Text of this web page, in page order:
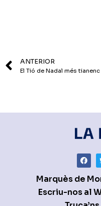
ANTERIOR
El Tió de Nadal més tianenc
Marquès de
Escriu-nos al